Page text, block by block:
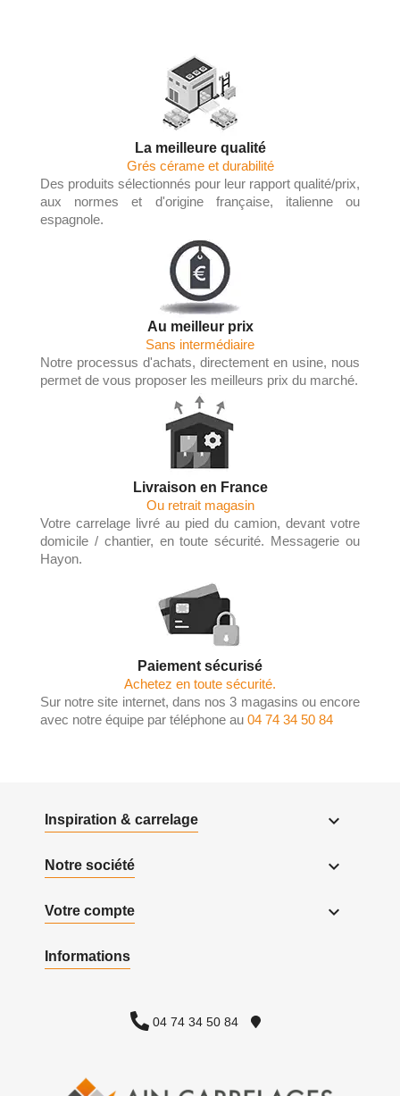
La meilleure qualité
Grés cérame et durabilité
Des produits sélectionnés pour leur rapport qualité/prix,
aux normes et d'origine française, italienne ou
espagnole.
Au meilleur prix
Sans intermédiaire
Notre processus d'achats, directement en usine, nous
permet de vous proposer les meilleurs prix du marché.
Livraison en France
Ou retrait magasin
Votre carrelage livré au pied du camion, devant votre
domicile / chantier, en toute sécurité. Messagerie ou
Hayon.
Paiement sécurisé
Achetez en toute sécurité.
Sur notre site internet, dans nos 3 magasins ou encore
avec notre équipe par téléphone au 04 74 34 50 84
Inspiration & carrelage 
Notre société 
Votre compte 
Informations
04 74 34 50 84